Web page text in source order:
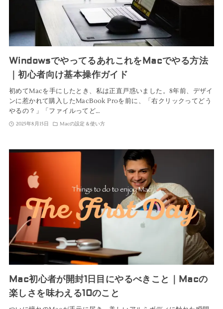
WindowsでやってるあれこれをMacでやる方法
｜初心者向け基本操作ガイド
初めてMacを手にしたとき、私は正直戸惑いました。8年前、デザイ
ンに惹かれて購入したMacBook Proを前に、「右クリックってどう
やるの？」「ファイルってど…
2025年8月15日 Macの設定＆使い方
Mac初心者が開封1日目にやるべきこと｜Macの
楽しさを味わえる10のこと